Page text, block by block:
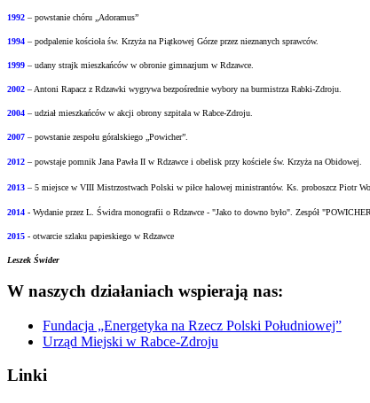
1992 – powstanie chóru „Adoramus”
1994 – podpalenie kościoła św. Krzyża na Piątkowej Górze przez nieznanych sprawców.
1999 – udany strajk mieszkańców w obronie gimnazjum w Rdzawce.
2002 – Antoni Rapacz z Rdzawki wygrywa bezpośrednie wybory na burmistrza Rabki-Zdroju.
2004 – udział mieszkańców w akcji obrony szpitala w Rabce-Zdroju.
2007 – powstanie zespołu góralskiego „Powicher”.
2012 – powstaje pomnik Jana Pawła II w Rdzawce i obelisk przy kościele św. Krzyża naObidowej.
2013 – 5 miejsce w VIII Mistrzostwach Polski w piłce halowej ministrantów. Ks. proboszcz Piotr
2014 - Wydanie przez L. Świdra monografii o Rdzawce - "Jako to downo było". Zespół
2015 - otwarcie szlaku papieskiego w Rdzawce
Leszek Świder
W naszych działaniach wspierają nas:
Fundacja „Energetyka na Rzecz Polski Południowej”
Urząd Miejski w Rabce-Zdroju
Linki